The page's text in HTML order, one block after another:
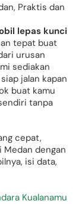
Praktis dan
lepas kunci
tepat buat
urusan
sediakan
jalan kapan
buat kamu
tanpa
cepat,
dengan
isi data,
Kualanamu